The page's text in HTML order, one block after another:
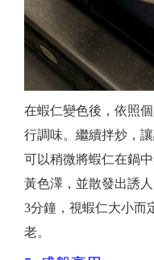
在蝦仁變色後，依照
行調味。繼續拌炒，
可以稍微將蝦仁在鍋
黃色澤，並散發出誘
3分鐘，視蝦仁大小而
老。